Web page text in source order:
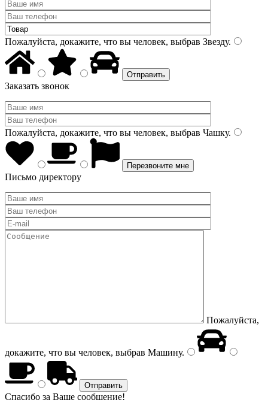
Пожалуйста, докажите, что вы человек, выбрав Звезду.
Заказать звонок
Пожалуйста, докажите, что вы человек, выбрав Чашку.
Письмо директору
Пожалуйста,
докажите, что вы человек, выбрав Машину.
Спасибо за Ваше сообщение!